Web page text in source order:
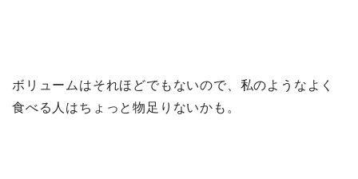
ボリュームはそれほどでもないので、私のようなよく
食べる人はちょっと物足りないかも。